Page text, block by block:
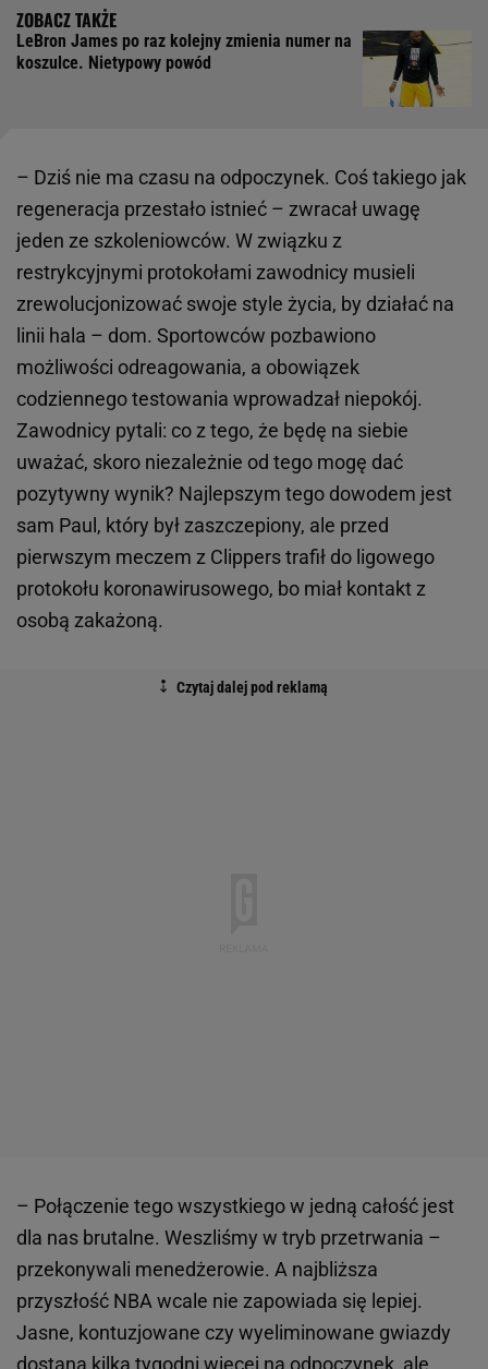
LeBron James po raz kolejny zmienia numer na
koszulce. Nietypowy powód
– Dziś nie ma czasu na odpoczynek. Coś takiego jak
regeneracja przestało istnieć – zwracał uwagę
jeden ze szkoleniowców. W związku z
restrykcyjnymi protokołami zawodnicy musieli
zrewolucjonizować swoje style życia, by działać na
linii hala – dom. Sportowców pozbawiono
możliwości odreagowania, a obowiązek
codziennego testowania wprowadzał niepokój.
Zawodnicy pytali: co z tego, że będę na siebie
uważać, skoro niezależnie od tego mogę dać
pozytywny wynik? Najlepszym tego dowodem jest
sam Paul, który był zaszczepiony, ale przed
pierwszym meczem z Clippers trafił do ligowego
protokołu koronawirusowego, bo miał kontakt z
osobą zakażoną.
– Połączenie tego wszystkiego w jedną całość jest
dla nas brutalne. Weszliśmy w tryb przetrwania –
przekonywali menedżerowie. A najbliższa
przyszłość NBA wcale nie zapowiada się lepiej.
Jasne, kontuzjowane czy wyeliminowane gwiazdy
dostaną kilka tygodni więcej na odpoczynek, ale